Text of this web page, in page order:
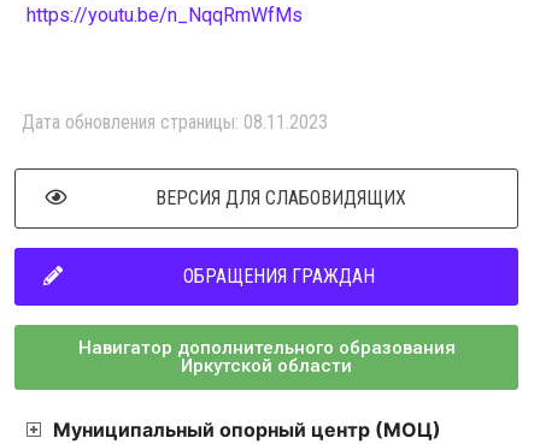
https://youtu.be/n_NqqRmWfMs
Дата обновления страницы: 08.11.2023
ВЕРСИЯ ДЛЯ СЛАБОВИДЯЩИХ
ОБРАЩЕНИЯ ГРАЖДАН
Навигатор дополнительного образования
Иркутской области
Муниципальный опорный центр (МОЦ)